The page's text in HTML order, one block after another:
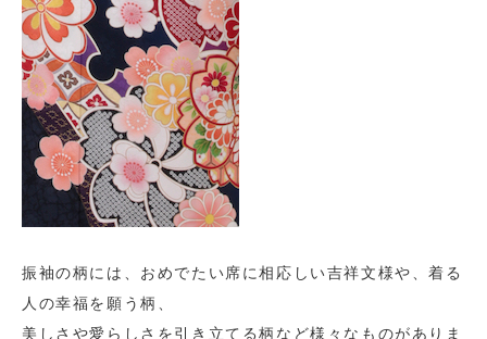
振袖の柄には、おめでたい席に相応しい吉祥文様や、着る
人の幸福を願う柄、
美しさや愛らしさを引き立てる柄など様々なものがありま